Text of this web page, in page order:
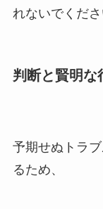
れないでくださ
判断と賢明な
予期せぬトラ
るため、